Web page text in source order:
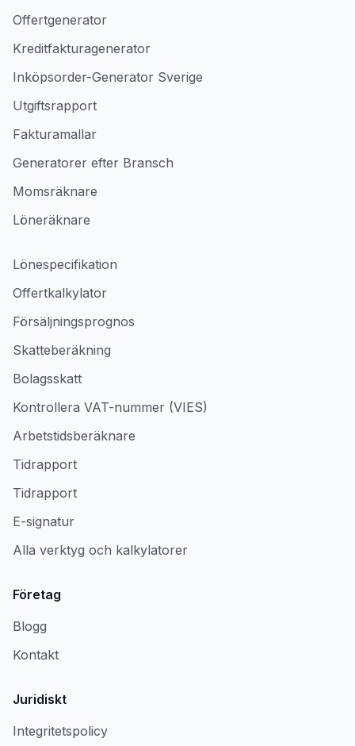
Offertgenerator
Kreditfakturagenerator
Inköpsorder-Generator Sverige
Utgiftsrapport
Fakturamallar
Generatorer efter Bransch
Momsräknare
Löneräknare
Lönespecifikation
Offertkalkylator
Försäljningsprognos
Skatteberäkning
Bolagsskatt
Kontrollera VAT-nummer (VIES)
Arbetstidsberäknare
Tidrapport
Tidrapport
E-signatur
Alla verktyg och kalkylatorer
Företag
Blogg
Kontakt
Juridiskt
Integritetspolicy